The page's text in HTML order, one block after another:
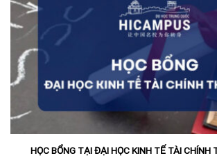
HỌC BỔNG TẠI ĐẠI HỌC KINH TẾ TÀI CHÍNH